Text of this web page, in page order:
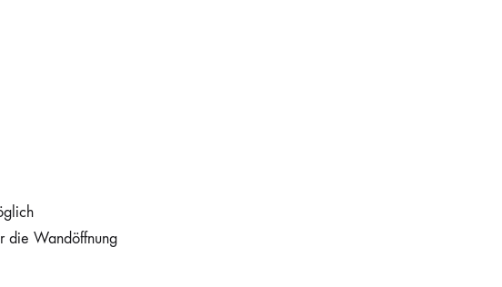
die Wandöffnung